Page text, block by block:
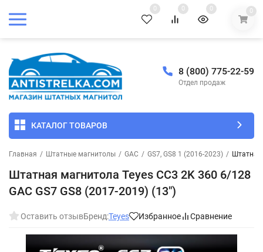
0 0 0 0
8 (800) 775-22-59
Отдел продаж
КАТАЛОГ ТОВАРОВ
Главная / Штатные магнитолы / GAC / GS7, GS8 1 (2016-2023) / Штатная
Штатная магнитола Teyes CC3 2K 360 6/128
GAC GS7 GS8 (2017-2019) (13")
Оставить отзывБренд:Teyes Избранное Сравнение